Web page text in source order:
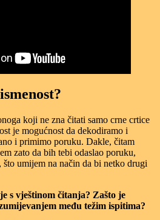
koji ne zna čitati samo crne crtice
je mogućnost da dekodiramo i
i primimo poruku. Dakle, čitam
zato da bih tebi odaslao poruku,
što umijem na način da bi netko drugi
s vještinom čitanja? Zašto je
među težim ispitima?